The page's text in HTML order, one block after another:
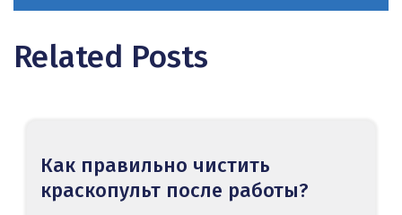
Related Posts
Как правильно чистить
краскопульт после работы?